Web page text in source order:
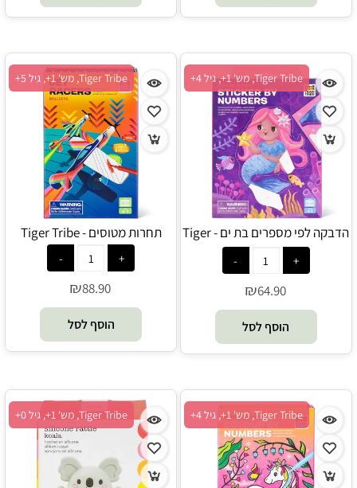
Tiger Tribe, מש' 1+, גיל 4+
הדבקה לפי מספרים בת ים - Tiger
₪64.90
הוסף לסל
Tiger Tribe, מש' 1+, גיל 5+
תחרות מטוסים - Tiger Tribe
₪88.90
הוסף לסל
Tiger Tribe, מש' 1+, גיל 4+ Tiger Tribe, מש' 1+, גיל 0+